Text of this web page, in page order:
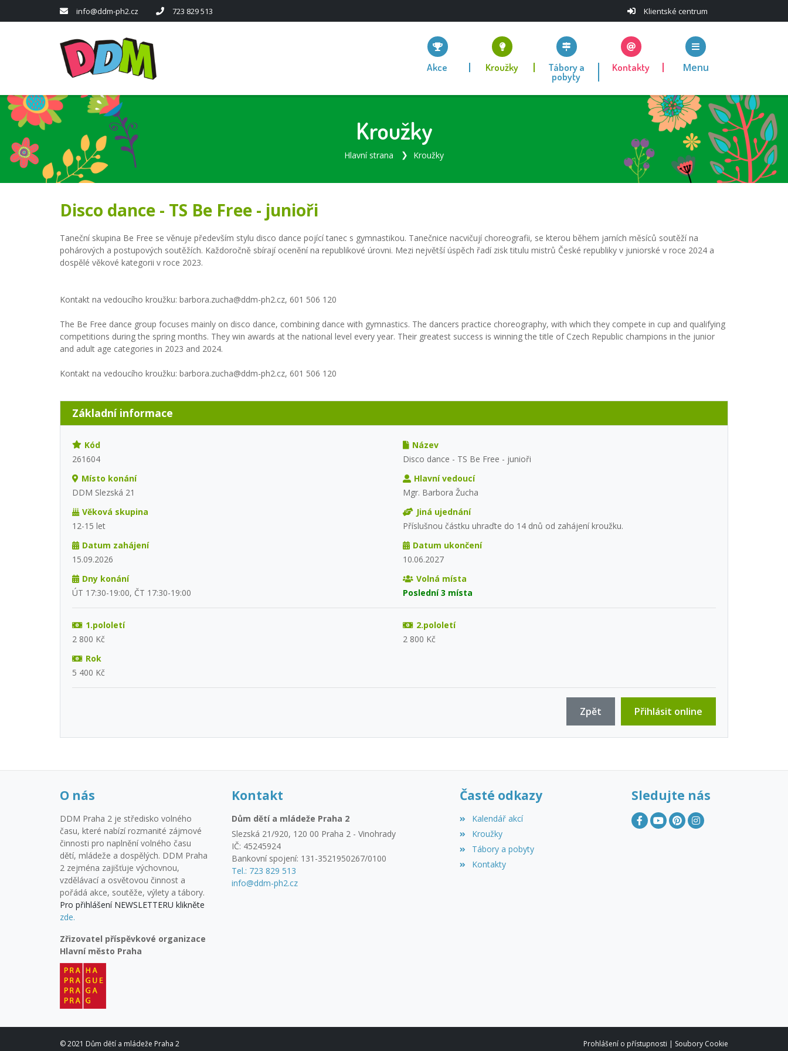
info@ddm-ph2.cz 723 829 513 Klientské centrum
Akce Kroužky Tábory a
pobyty
Kontakty Menu
Kroužky
Hlavní strana Kroužky
Disco dance - TS Be Free - junioři
Taneční skupina Be Free se věnuje především stylu disco dance pojící tanec s gymnastikou. Tanečnice nacvičují choreografii, se kterou během jarních měsíců soutěží na
pohárových a postupových soutěžích. Každoročně sbírají ocenění na republikové úrovni. Mezi největší úspěch řadí zisk titulu mistrů České republiky v juniorské v roce 2024 a
dospělé věkové kategorii v roce 2023.
Kontakt na vedoucího kroužku: barbora.zucha@ddm-ph2.cz, 601 506 120
The Be Free dance group focuses mainly on disco dance, combining dance with gymnastics. The dancers practice choreography, with which they compete in cup and qualifying
competitions during the spring months. They win awards at the national level every year. Their greatest success is winning the title of Czech Republic champions in the junior
and adult age categories in 2023 and 2024.
Kontakt na vedoucího kroužku: barbora.zucha@ddm-ph2.cz, 601 506 120
Základní informace
Kód
261604
Název
Disco dance - TS Be Free - junioři
Místo konání
DDM Slezská 21
Hlavní vedoucí
Mgr. Barbora Žucha
Věková skupina
12-15 let
Jiná ujednání
Příslušnou částku uhraďte do 14 dnů od zahájení kroužku.
Datum zahájení
15.09.2026
Datum ukončení
10.06.2027
Dny konání
ÚT 17:30-19:00, ČT 17:30-19:00
Volná místa
Poslední 3 místa
1.pololetí
2 800 Kč
2.pololetí
2 800 Kč
Rok
5 400 Kč
Přihlásit online
Zpět
O nás
DDM Praha 2 je středisko volného
času, které nabízí rozmanité zájmové
činnosti pro naplnění volného času
dětí, mládeže a dospělých. DDM Praha
2 zejména zajišťuje výchovnou,
vzdělávací a osvětovou činnost a
pořádá akce, soutěže, výlety a tábory.
Pro přihlášení NEWSLETTERU klikněte
zde.
Zřizovatel příspěvkové organizace
Hlavní město Praha
Kontakt
Dům dětí a mládeže Praha 2
Slezská 21/920, 120 00 Praha 2 - Vinohrady
IČ: 45245924
Bankovní spojení: 131-3521950267/0100
Tel.: 723 829 513
info@ddm-ph2.cz
Časté odkazy
Kalendář akcí
Kroužky
Tábory a pobyty
Kontakty
Sledujte nás
© 2021 Dům dětí a mládeže Praha 2 Prohlášení o přístupnosti | Soubory Cookie